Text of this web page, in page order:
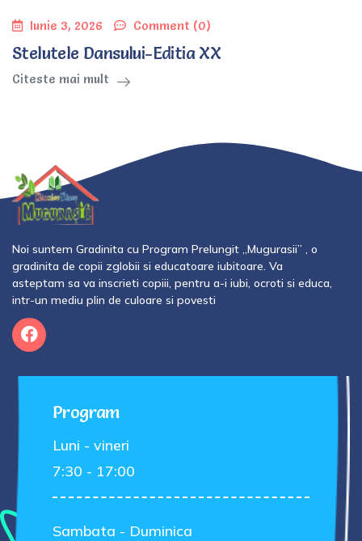
Iunie 3, 2026 Comment (0)
Stelutele Dansului-Editia XX
Citeste mai mult
Noi suntem Gradinita cu Program Prelungit „Mugurasii” , o
gradinita de copii zglobii si educatoare iubitoare. Va
asteptam sa va inscrieti copiii, pentru a-i iubi, ocroti si educa,
intr-un mediu plin de culoare si povesti
Program
Luni - vineri
7:30 - 17:00
Sambata - Duminica